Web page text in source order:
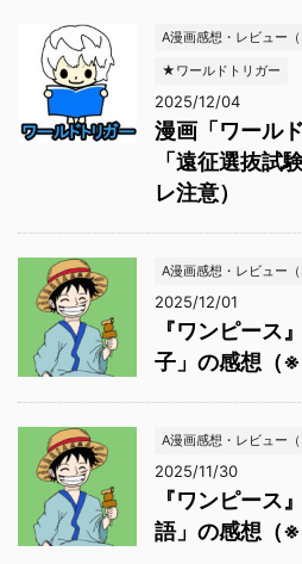
A漫画感想・レビュー（
★ワールドトリガー
2025/12/04
漫画「ワール
「遠征選抜
レ注意）
A漫画感想・レビュー（
2025/12/01
『ワンピース
子」の感想（※
A漫画感想・レビュー（
2025/11/30
『ワンピース
語」の感想（※